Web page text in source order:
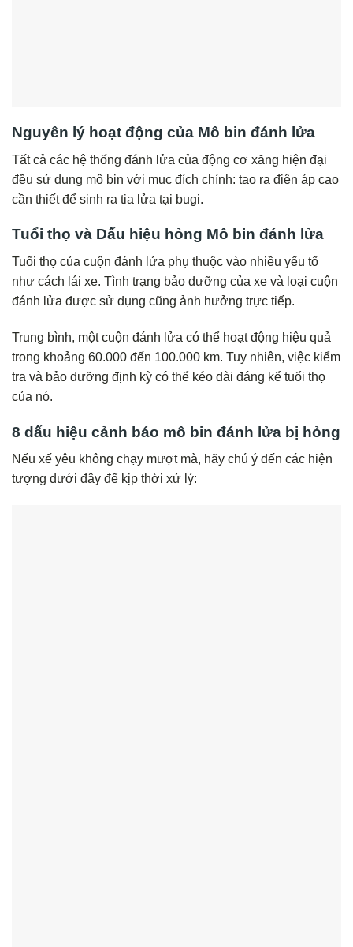
Nguyên lý hoạt động của Mô bin đánh lửa
Tất cả các hệ thống đánh lửa của động cơ xăng hiện đại
đều sử dụng mô bin với mục đích chính: tạo ra điện áp cao
cần thiết để sinh ra tia lửa tại bugi.
Tuổi thọ và Dấu hiệu hỏng Mô bin đánh lửa
Tuổi thọ của cuộn đánh lửa phụ thuộc vào nhiều yếu tố
như cách lái xe. Tình trạng bảo dưỡng của xe và loại cuộn
đánh lửa được sử dụng cũng ảnh hưởng trực tiếp.
Trung bình, một cuộn đánh lửa có thể hoạt động hiệu quả
trong khoảng 60.000 đến 100.000 km. Tuy nhiên, việc kiểm
tra và bảo dưỡng định kỳ có thể kéo dài đáng kể tuổi thọ
của nó.
8 dấu hiệu cảnh báo mô bin đánh lửa bị hỏng
Nếu xế yêu không chạy mượt mà, hãy chú ý đến các hiện
tượng dưới đây để kịp thời xử lý: